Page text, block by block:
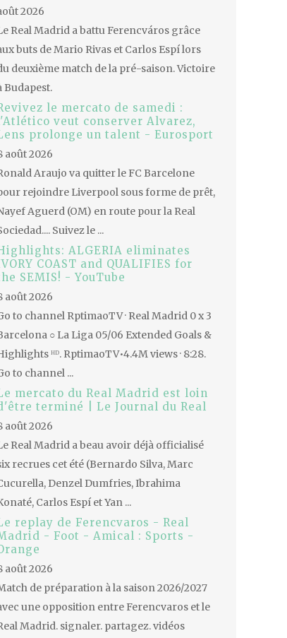
2026
Real Madrid a battu Ferencváros grâce
buts de Mario Rivas et Carlos Espí lors
deuxième match de la pré-saison. Victoire
Budapest.
le mercato de samedi :
veut conserver Alvarez,
prolonge un talent - Eurosport
août 2026
Araujo va quitter le FC Barcelone
rejoindre Liverpool sous forme de prêt,
Aguerd (OM) en route pour la Real
Suivez le ...
ALGERIA eliminates
COAST and QUALIFIES for
SEMIS! - YouTube
août 2026
to channel RptimaoTV · Real Madrid 0 x 3
○ La Liga 05/06 Extended Goals &
ᴴᴰ. RptimaoTV•4.4M views · 8:28.
to channel ...
mercato du Real Madrid est loin
terminé | Le Journal du Real
août 2026
Real Madrid a beau avoir déjà officialisé
recrues cet été (Bernardo Silva, Marc
Denzel Dumfries, Ibrahima
Carlos Espí et Yan ...
replay de Ferencvaros - Real
- Foot - Amical : Sports -
août 2026
de préparation à la saison 2026/2027
une opposition entre Ferencvaros et le
Madrid. signaler. partagez. vidéos